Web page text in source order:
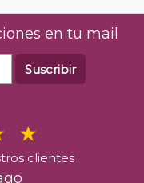
en tu mail
Suscribir
clientes